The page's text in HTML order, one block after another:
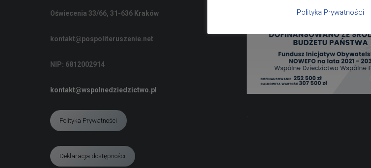
Oświecenia 33/66, 31-636 Kraków
kontakt@pospoliteruszenie.net
NIP: 6812002914
kontakt@wspolnedziedzictwo.pl
Polityka Prywatności
Deklaracja dostępności
Polityka Prywatności